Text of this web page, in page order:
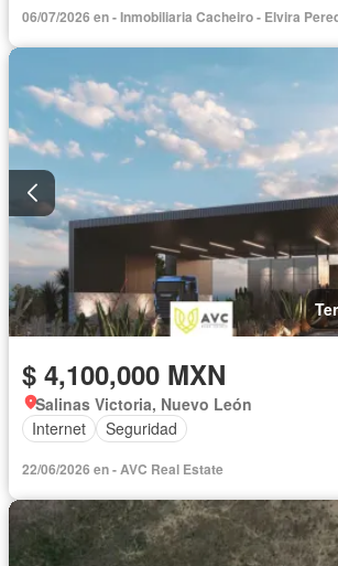
06/07/2026 en - Inmobiliaria Cacheiro - Elvira
$ 4,100,000 MXN
Salinas Victoria, Nuevo León
Internet
Seguridad
22/06/2026 en - AVC Real Estate